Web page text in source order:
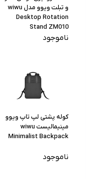
و تبلت ویوو مدل wiwu
Desktop Rotation
Stand ZM010
ناموجود
کوله پشتی لپ تاپ ویوو
مینیمالیست wiwu
Minimalist Backpack
ناموجود